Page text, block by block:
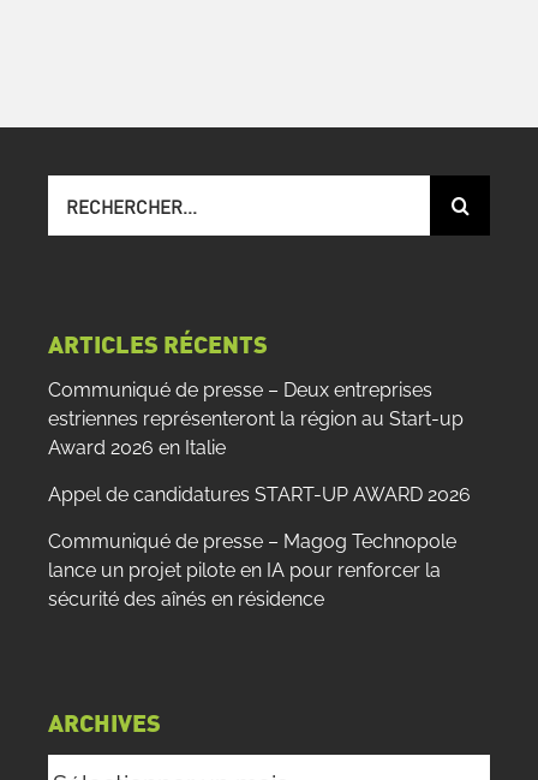
sur
ARTICLES RÉCENTS
Communiqué de presse – Deux entreprises
estriennes représenteront la région au Start-up
Award 2026 en Italie
Appel de candidatures START-UP AWARD 2026
Communiqué de presse – Magog Technopole
lance un projet pilote en IA pour renforcer la
sécurité des aînés en résidence
ARCHIVES